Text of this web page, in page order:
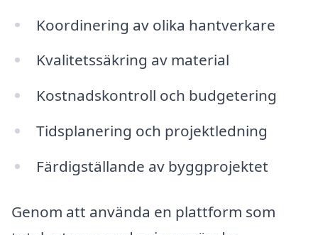
Koordinering av olika hantverkare
Kvalitetssäkring av material
Kostnadskontroll och budgetering
Tidsplanering och projektledning
Färdigställande av byggprojektet
Genom att använda en plattform som